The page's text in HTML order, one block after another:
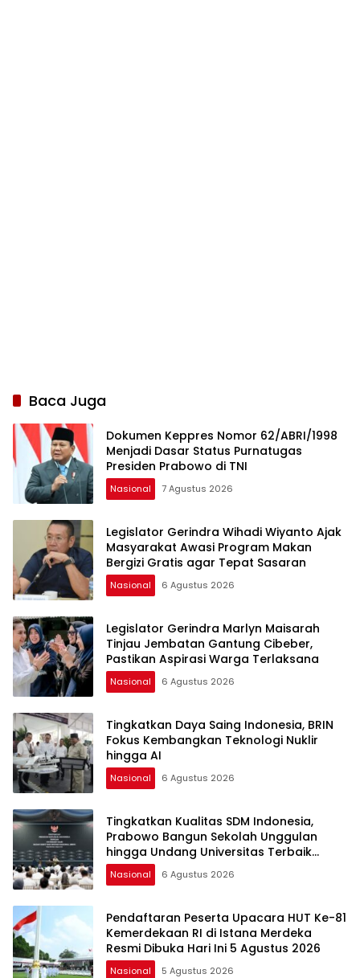
Baca Juga
Dokumen Keppres Nomor 62/ABRI/1998
Menjadi Dasar Status Purnatugas
Presiden Prabowo di TNI
Nasional 7 Agustus 2026
Legislator Gerindra Wihadi Wiyanto Ajak
Masyarakat Awasi Program Makan
Bergizi Gratis agar Tepat Sasaran
Nasional 6 Agustus 2026
Legislator Gerindra Marlyn Maisarah
Tinjau Jembatan Gantung Cibeber,
Pastikan Aspirasi Warga Terlaksana
Nasional 6 Agustus 2026
Tingkatkan Daya Saing Indonesia, BRIN
Fokus Kembangkan Teknologi Nuklir
hingga AI
Nasional 6 Agustus 2026
Tingkatkan Kualitas SDM Indonesia,
Prabowo Bangun Sekolah Unggulan
hingga Undang Universitas Terbaik
Dunia
Nasional 6 Agustus 2026
Pendaftaran Peserta Upacara HUT Ke-81
Kemerdekaan RI di Istana Merdeka
Resmi Dibuka Hari Ini 5 Agustus 2026
Nasional 5 Agustus 2026